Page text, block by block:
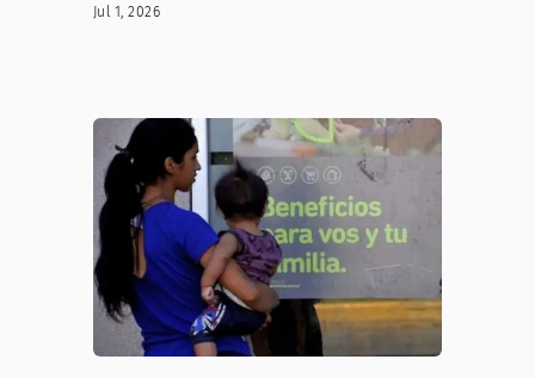
Jul 1, 2026